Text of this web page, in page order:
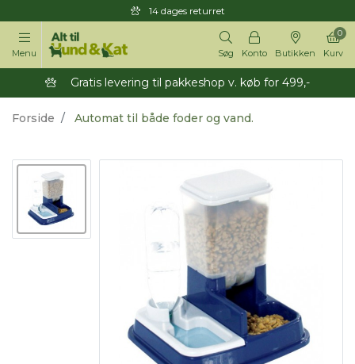
14 dages returret
Menu Søg Konto Butikken Kurv
0
Gratis levering til pakkeshop v. køb for 499,-
Forside Automat til både foder og vand.